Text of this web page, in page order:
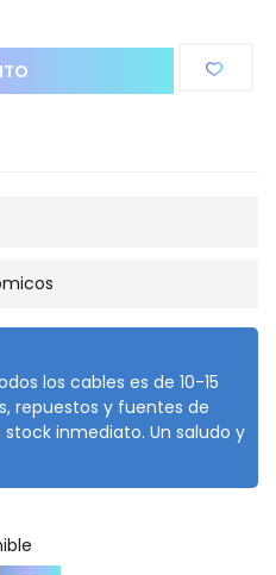
los cables es de 10-15
repuestos y fuentes de
inmediato. Un saludo y